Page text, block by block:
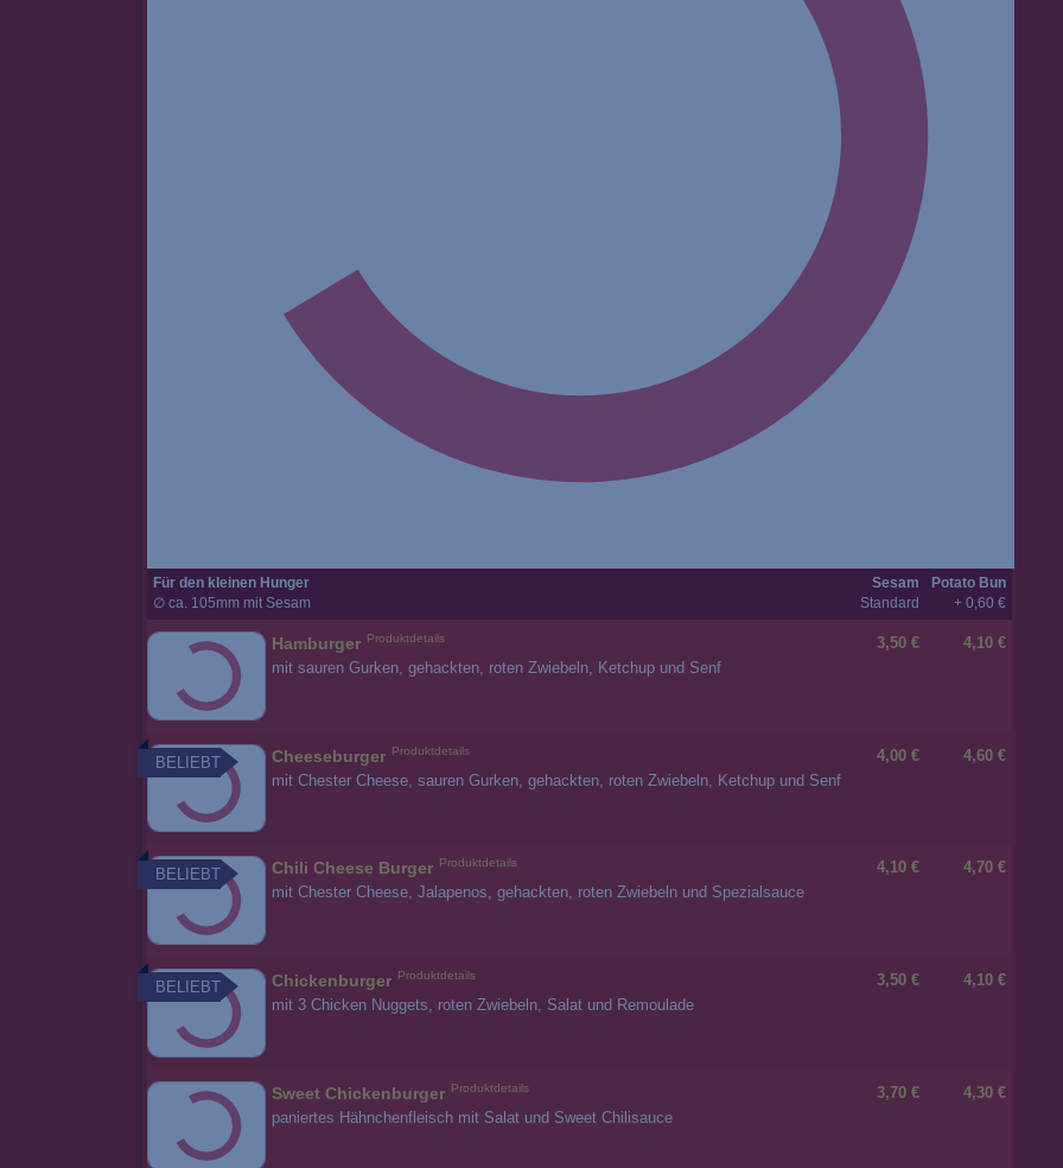
Für den kleinen Hunger
∅ ca. 105mm mit Sesam
Sesam
Standard
Potato Bun
+ 0,60 €
Hamburger Produktdetails
mit sauren Gurken, gehackten, roten Zwiebeln, Ketchup und Senf
3,50 € 4,10 €
BELIEBT Cheeseburger Produktdetails
mit Chester Cheese, sauren Gurken, gehackten, roten Zwiebeln, Ketchup und Senf
4,00 € 4,60 €
BELIEBT Chili Cheese Burger Produktdetails
mit Chester Cheese, Jalapenos, gehackten, roten Zwiebeln und Spezialsauce
4,10 € 4,70 €
BELIEBT Chickenburger Produktdetails
mit 3 Chicken Nuggets, roten Zwiebeln, Salat und Remoulade
3,50 € 4,10 €
Sweet Chickenburger Produktdetails
paniertes Hähnchenfleisch mit Salat und Sweet Chilisauce
3,70 € 4,30 €